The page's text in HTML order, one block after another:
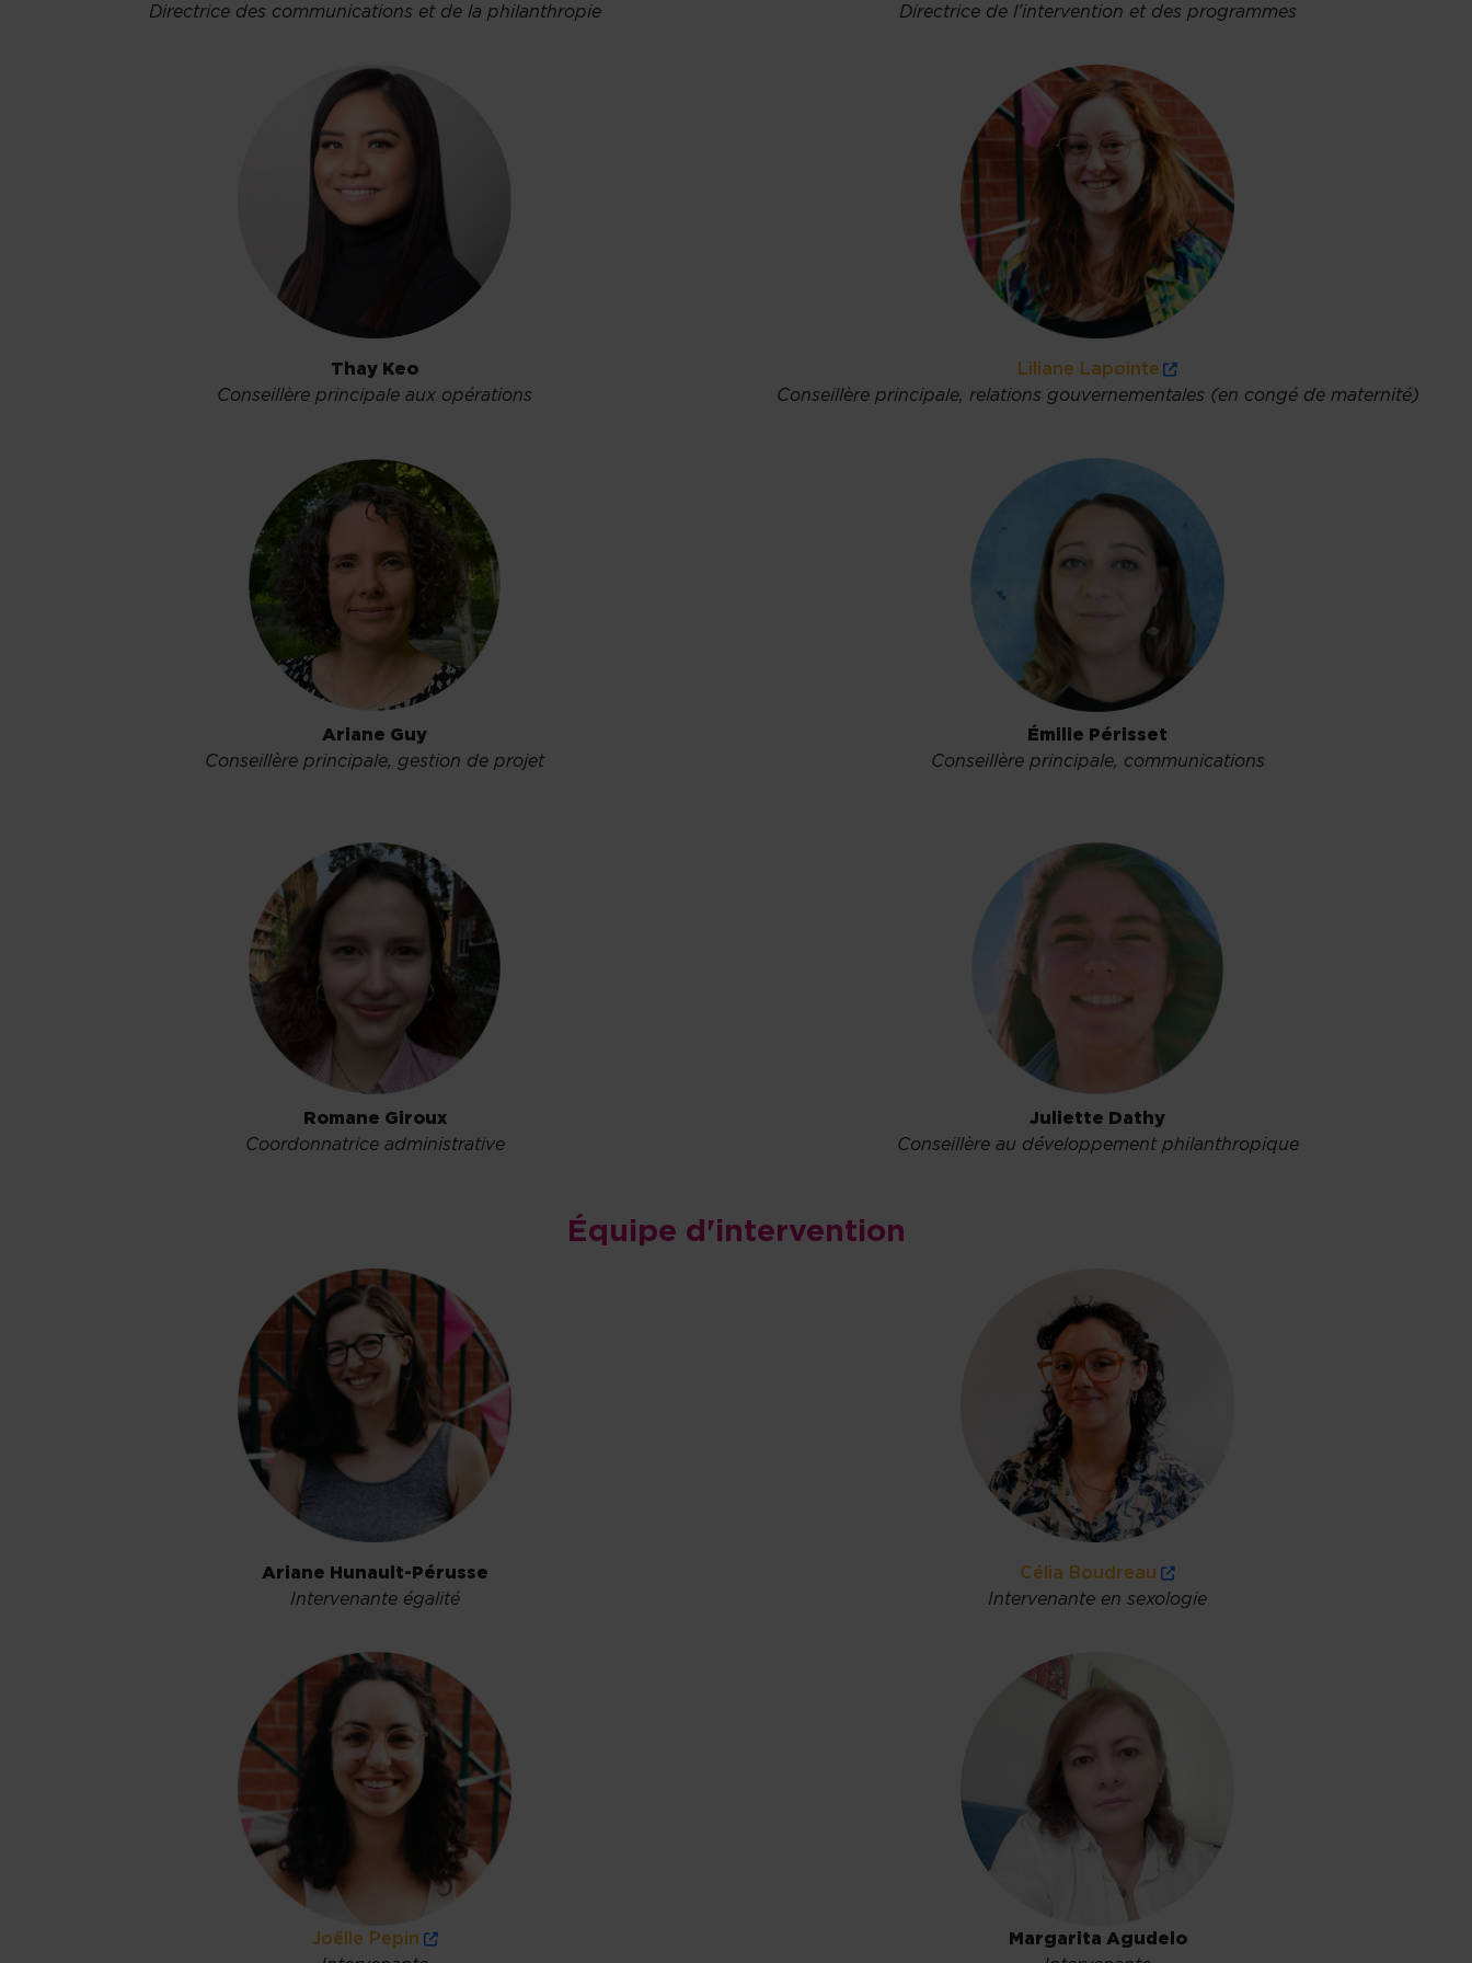
Directrice des communications et de la philanthropie Directrice de l’intervention et des programmes
Thay Keo
Conseillère principale aux opérations
Liliane Lapointe
Conseillère principale, relations gouvernementales (en congé de maternité)
Ariane Guy
Conseillère principale, gestion de projet
Émilie Périsset
Conseillère principale, communications
Romane Giroux
Coordonnatrice administrative
Juliette Dathy
Conseillère au développement philanthropique
Équipe d'intervention
Ariane Hunault-Pérusse
Intervenante égalité
Célia Boudreau
Intervenante en sexologie
Joëlle Pepin
Margarita Agudelo